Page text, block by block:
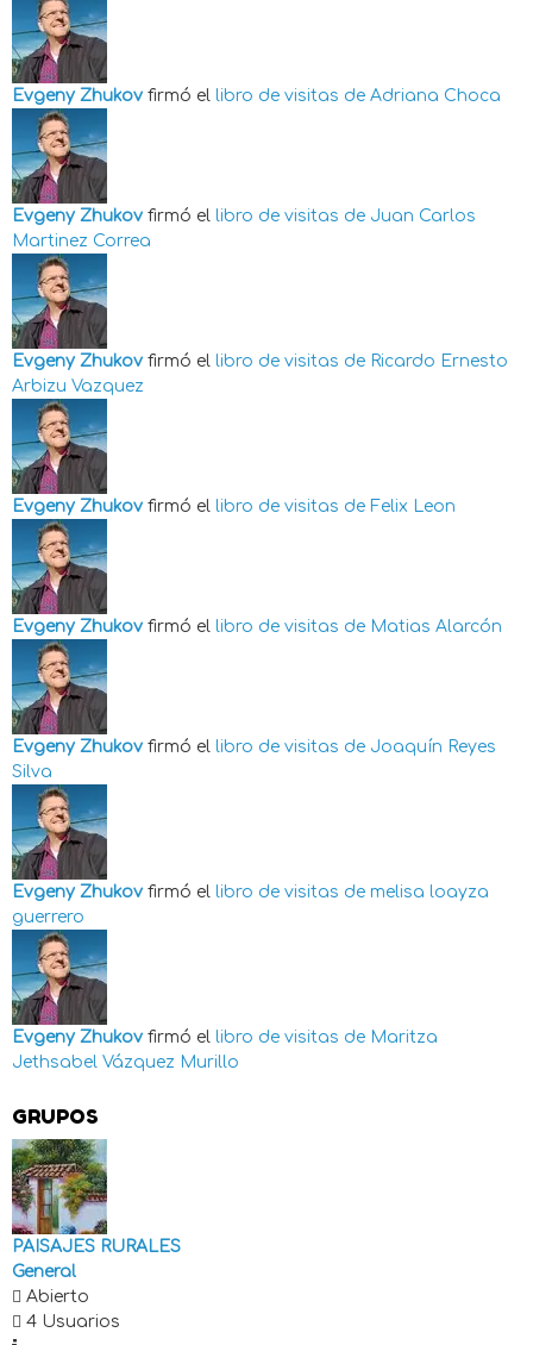
Evgeny Zhukov firmó el libro de visitas de Adriana Choca
Evgeny Zhukov firmó el libro de visitas de Juan Carlos
Martinez Correa
Evgeny Zhukov firmó el libro de visitas de Ricardo Ernesto
Arbizu Vazquez
Evgeny Zhukov firmó el libro de visitas de Felix Leon
Evgeny Zhukov firmó el libro de visitas de Matias Alarcón
Evgeny Zhukov firmó el libro de visitas de Joaquín Reyes
Silva
Evgeny Zhukov firmó el libro de visitas de melisa loayza
guerrero
Evgeny Zhukov firmó el libro de visitas de Maritza
Jethsabel Vázquez Murillo
GRUPOS
PAISAJES RURALES
General
Abierto
4 Usuarios